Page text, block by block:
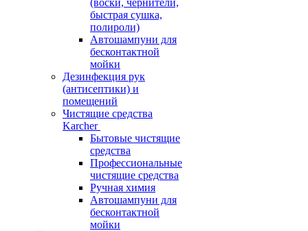
(воски, чернители,
быстрая сушка,
полироли)
Автошампуни для
бесконтактной
мойки
Дезинфекция рук
(антисептики) и
помещений
Чистящие средства
Karcher
Бытовые чистящие
средства
Профессиональные
чистящие средства
Ручная химия
Автошампуни для
бесконтактной
мойки